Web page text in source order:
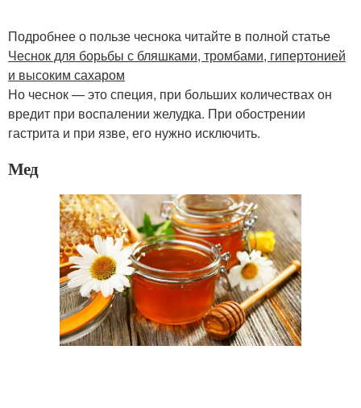
Подробнее о пользе чеснока читайте в полной статье
Чеснок для борьбы с бляшками, тромбами, гипертонией
и высоким сахаром
Но чеснок — это специя, при больших количествах он
вредит при воспалении желудка. При обострении
гастрита и при язве, его нужно исключить.
Мед